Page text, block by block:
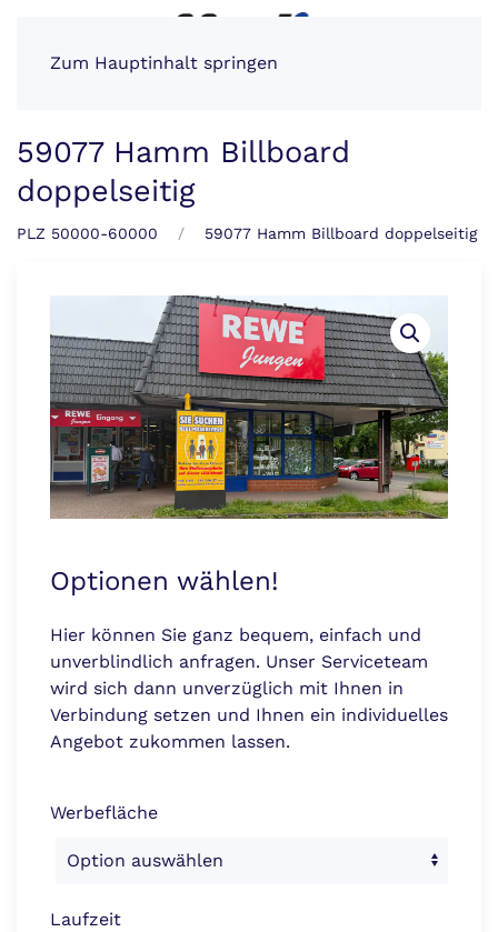
Zum Hauptinhalt springen
59077 Hamm Billboard
doppelseitig
PLZ 50000-60000 59077 Hamm Billboard doppelseitig
Optionen wählen!
Hier können Sie ganz bequem, einfach und
unverblindlich anfragen. Unser Serviceteam
wird sich dann unverzüglich mit Ihnen in
Verbindung setzen und Ihnen ein individuelles
Angebot zukommen lassen.
Werbefläche
Laufzeit